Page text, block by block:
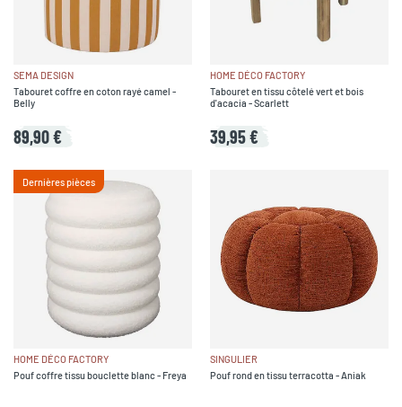
SEMA DESIGN
Tabouret coffre en coton rayé camel -
Belly
89,90 €
HOME DÉCO FACTORY
Tabouret en tissu côtelé vert et bois
d'acacia - Scarlett
39,95 €
Dernières pièces
HOME DÉCO FACTORY
Pouf coffre tissu bouclette blanc - Freya
SINGULIER
Pouf rond en tissu terracotta - Aniak